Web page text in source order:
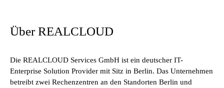
Über REALCLOUD
Die REALCLOUD Services GmbH ist ein deutscher IT-
Enterprise Solution Provider mit Sitz in Berlin. Das Unternehmen
betreibt zwei Rechenzentren an den Standorten Berlin und